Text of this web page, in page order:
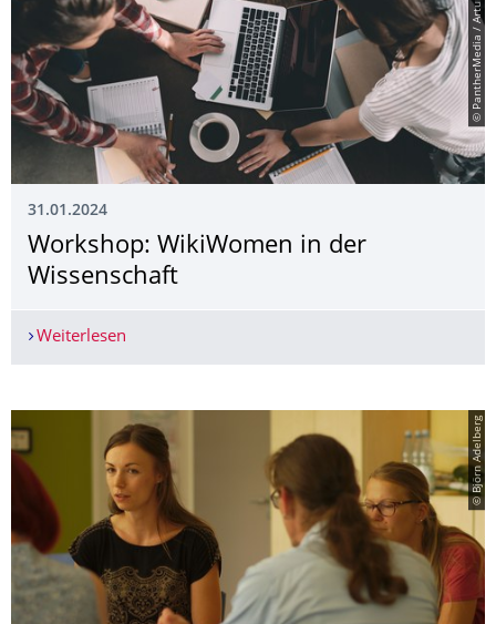
31.01.2024
Workshop: WikiWomen in der
Wissenschaft
Weiterlesen
© Björn Adelberg